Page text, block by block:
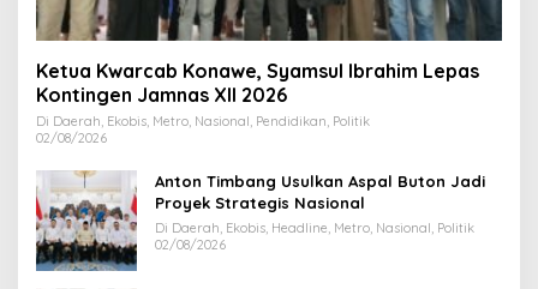
Ketua Kwarcab Konawe, Syamsul Ibrahim Lepas
Kontingen Jamnas XII 2026
Di Daerah, Ekobis, Metro, Nasional, Pendidikan, Politik
02/08/2026
Anton Timbang Usulkan Aspal Buton Jadi
Proyek Strategis Nasional
Di Daerah, Ekobis, Headline, Metro, Nasional, Politik
02/08/2026